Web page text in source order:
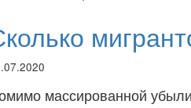
массированной